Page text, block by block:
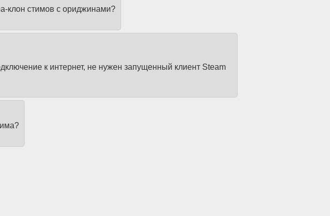
клон стимов с ориджинами?
к интернет, не нужен запущенный клиент Steam